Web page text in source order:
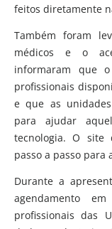
feitos diretamente
Também foram
médicos e o
informaram que
profissionais
e que as
para ajudar
tecnologia. O site
passo a passo para
Durante a
agendamento
profissionais das